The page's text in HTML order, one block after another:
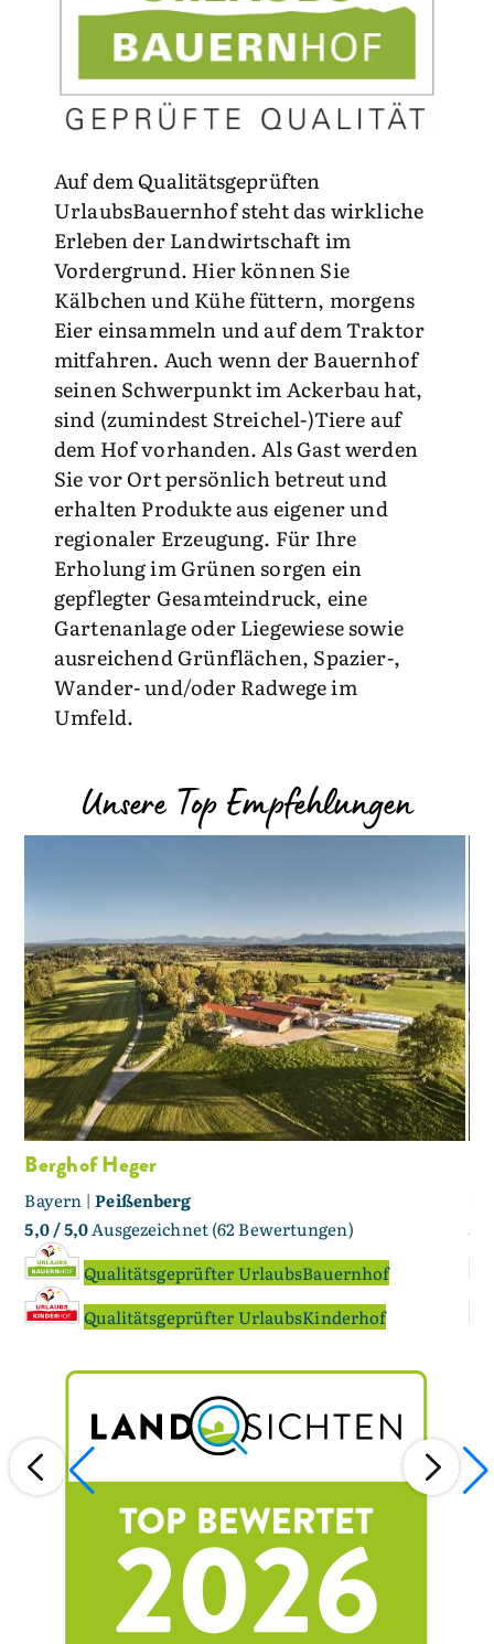
Auf dem Qualitätsgeprüften
UrlaubsBauernhof steht das wirkliche
Erleben der Landwirtschaft im
Vordergrund. Hier können Sie
Kälbchen und Kühe füttern, morgens
Eier einsammeln und auf dem Traktor
mitfahren. Auch wenn der Bauernhof
seinen Schwerpunkt im Ackerbau hat,
sind (zumindest Streichel-)Tiere auf
dem Hof vorhanden. Als Gast werden
Sie vor Ort persönlich betreut und
erhalten Produkte aus eigener und
regionaler Erzeugung. Für Ihre
Erholung im Grünen sorgen ein
gepflegter Gesamteindruck, eine
Gartenanlage oder Liegewiese sowie
ausreichend Grünflächen, Spazier-,
Wander- und/oder Radwege im
Umfeld.
Unsere Top Empfehlungen
Berghof Heger
Bayern |Peißenberg
5,0/ 5,0Ausgezeichnet (62 Bewertungen)
Qualitätsgeprüfter UrlaubsBauernhof
Qualitätsgeprüfter UrlaubsKinderhof
5,0